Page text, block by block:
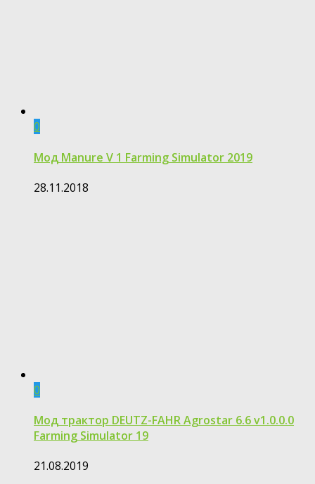
0
Мод Manure V 1 Farming Simulator 2019
28.11.2018
0
Мод трактор DEUTZ-FAHR Agrostar 6.6 v1.0.0.0
Farming Simulator 19
21.08.2019